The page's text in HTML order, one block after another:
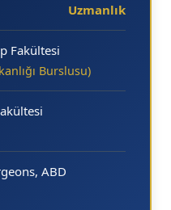
Uzmanlık
Fakültesi
Burslusu)
ABD